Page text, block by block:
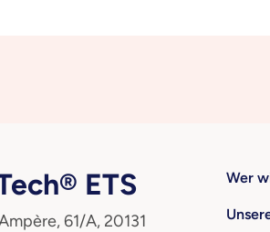
ETS
61/A, 20131
Wer